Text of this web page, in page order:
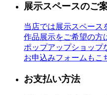
展示スペースのご
当店では展示スペース
作品展示をご希望の方
ポップアップショップ
お申込みフォームもこ
お支払い方法